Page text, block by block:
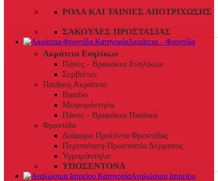
ΡΟΛΆ ΚΑΙ ΤΑΙΝΊΕΣ ΑΠΟΤΡΊΧΩΣΗΣ
ΣΑΚΟΎΛΕΣ ΠΡΟΣΤΑΣΊΑΣ
Ακράτεια – Φροντίδα
Ακράτεια Ενηλίκων
Πάνες - Βρακάκια Ενηλίκων
Σερβιέτες
Παιδική Ακράτεια
Bambo
Μωρομάντηλα
Πάνες - Βρακάκια Παιδικά
Φροντίδα
Διάφορα Προϊόντα Φροντίδας
Περιποίηση-Προστασία Δέρματος
Υγρομάντηλα
ΥΠΟΣΕΝΤΟΝΑ
Αναλώσιμα Ιατρείου